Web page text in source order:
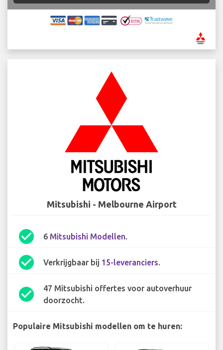
Mitsubishi - Melbourne Airport
check_circle 6 Mitsubishi Modellen.
check_circle Verkrijgbaar bij 15-leveranciers.
check_circle
47 Mitsubishi offertes voor autoverhuur
doorzocht.
Populaire Mitsubishi modellen om te huren: